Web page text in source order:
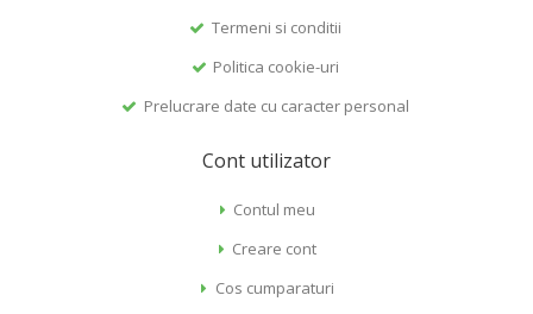
Termeni si conditii
Politica cookie-uri
Prelucrare date cu caracter personal
Cont utilizator
Contul meu
Creare cont
Cos cumparaturi